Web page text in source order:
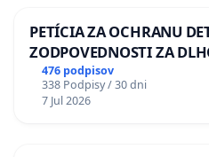
PETÍCIA ZA OCHRANU
ZODPOVEDNOSTI ZA
A ZLYHANIE ŠTÁTU
476 podpisov
338 Podpisy / 30 dni
7 Jul 2026